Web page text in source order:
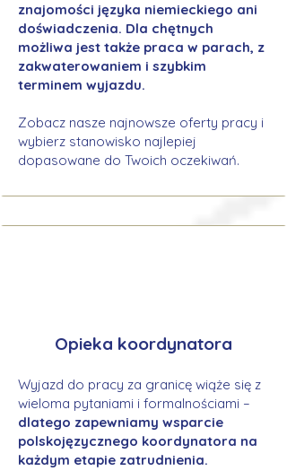
znajomości języka niemieckiego ani
doświadczenia. Dla chętnych
możliwa jest także praca w parach, z
zakwaterowaniem i szybkim
terminem wyjazdu.
Zobacz nasze najnowsze oferty pracy i
wybierz stanowisko najlepiej
dopasowane do Twoich oczekiwań.
Opieka koordynatora
Wyjazd do pracy za granicę wiąże się z
wieloma pytaniami i formalnościami –
dlatego zapewniamy wsparcie
polskojęzycznego koordynatora na
każdym etapie zatrudnienia.